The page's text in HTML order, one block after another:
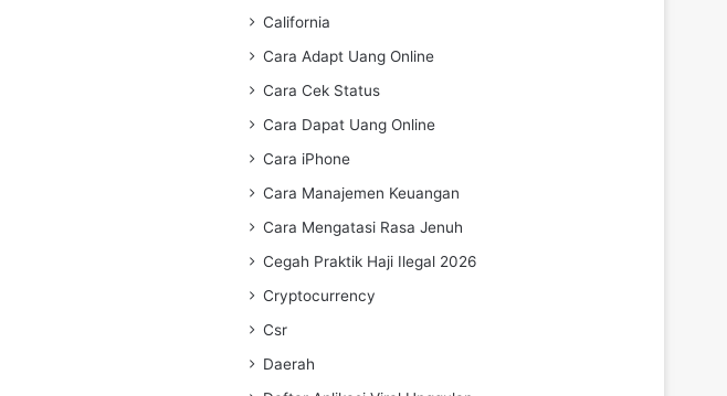
California
Cara Adapt Uang Online
Cara Cek Status
Cara Dapat Uang Online
Cara iPhone
Cara Manajemen Keuangan
Cara Mengatasi Rasa Jenuh
Cegah Praktik Haji Ilegal 2026
Cryptocurrency
Csr
Daerah